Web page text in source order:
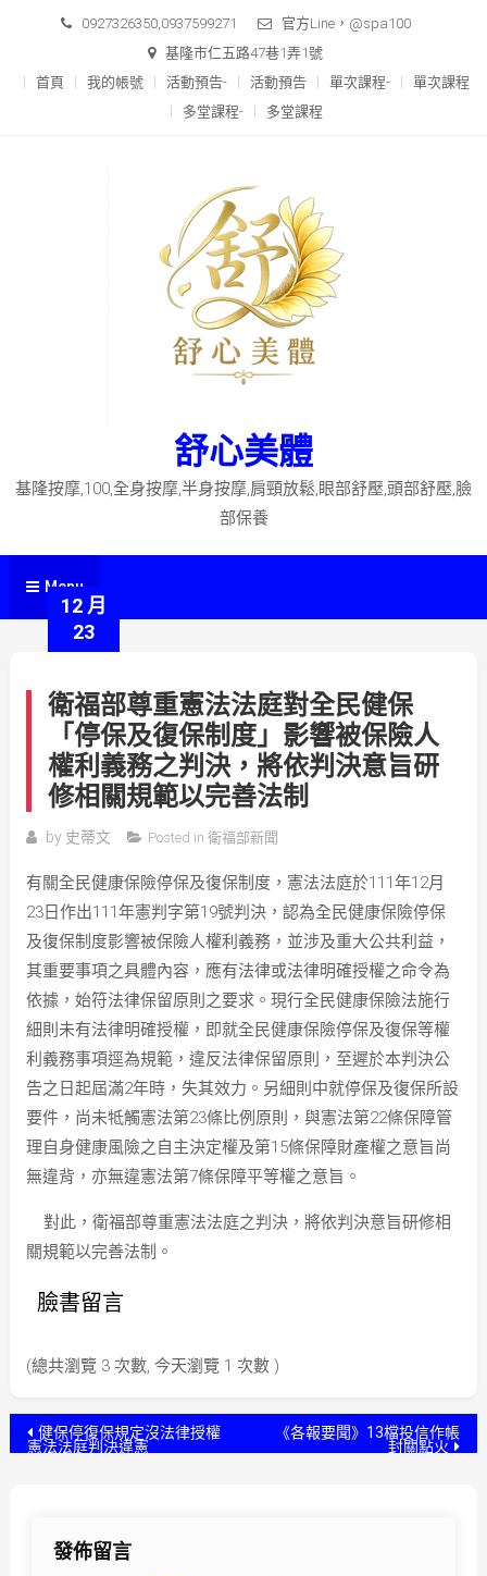
content
0927326350,0937599271
官方Line，@spa100
基隆市仁五路47巷1弄1號
首頁
我的帳號 活動預告- 活動預告 單次課程-
單次課程
多堂課程-
多堂課程
舒心美體
基隆按摩,100,全身按摩,半身按摩,肩頸放鬆,眼部舒壓,頭部舒壓,臉
部保養
Menu
12 月
23
衛福部尊重憲法法庭對全民健保
「停保及復保制度」影響被保險人
權利義務之判決，將依判決意旨研
修相關規範以完善法制
by 史蒂文 Posted in 衛福部新聞
有關全民健康保險停保及復保制度，憲法法庭於111年12月
23日作出111年憲判字第19號判決，認為全民健康保險停保
及復保制度影響被保險人權利義務，並涉及重大公共利益，
其重要事項之具體內容，應有法律或法律明確授權之命令為
依據，始符法律保留原則之要求。現行全民健康保險法施行
細則未有法律明確授權，即就全民健康保險停保及復保等權
利義務事項逕為規範，違反法律保留原則，至遲於本判決公
告之日起屆滿2年時，失其效力。另細則中就停保及復保所設
要件，尚未牴觸憲法第23條比例原則，與憲法第22條保障管
理自身健康風險之自主決定權及第15條保障財產權之意旨尚
無違背，亦無違憲法第7條保障平等權之意旨。
對此，衛福部尊重憲法法庭之判決，將依判決意旨研修相
關規範以完善法制。
臉書留言
(總共瀏覽 3 次數, 今天瀏覽 1 次數 )
文健保停復保規定沒法律授權
憲法法庭判決違憲
《各報要聞》13檔投信作帳
封關點火
發佈留言